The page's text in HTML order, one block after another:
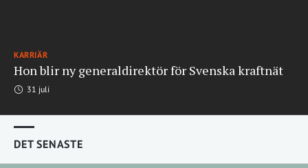
KARRIÄR
Hon blir ny generaldirektör för Svenska kraftnät
31 juli
DET SENASTE